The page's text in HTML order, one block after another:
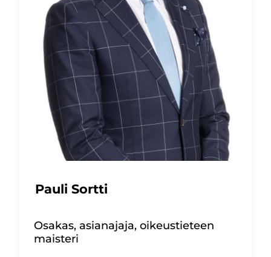
Pauli Sortti
Osakas, asianajaja, oikeustieteen
maisteri